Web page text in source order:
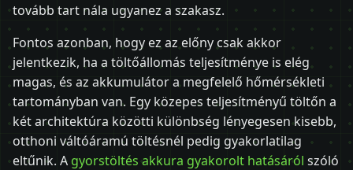
tovább tart nála ugyanez a szakasz.
Fontos azonban, hogy ez az előny csak akkor
jelentkezik, ha a töltőállomás teljesítménye is elég
magas, és az akkumulátor a megfelelő hőmérsékleti
tartományban van. Egy közepes teljesítményű töltőn a
két architektúra közötti különbség lényegesen kisebb,
otthoni váltóáramú töltésnél pedig gyakorlatilag
eltűnik. A gyorstöltés akkura gyakorolt hatásáról szóló